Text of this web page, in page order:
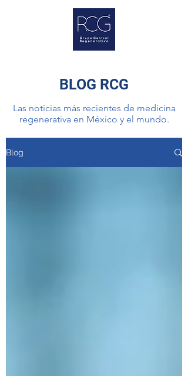
BLOG RCG
Las noticias más recientes de medicina
regenerativa en México y el mundo.
Blog